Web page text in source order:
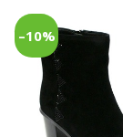
–10%